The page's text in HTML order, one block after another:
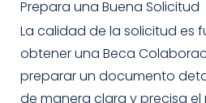
Prepara una Buena Solicitud
La calidad de la solicitud es
obtener una Beca
preparar un documento
de manera clara y precisa